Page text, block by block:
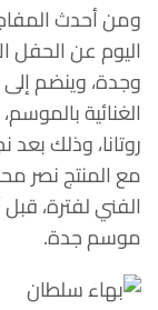
ومن أحدث
اليوم عن الحفل
وجدة، وينضم
الغنائية
روتانا، وذلك بعد
مع المنتج نصر
الفني لفترة،
موسم جدة.